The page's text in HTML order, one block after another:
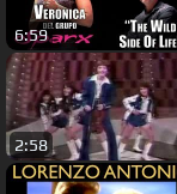
6:59
2:58